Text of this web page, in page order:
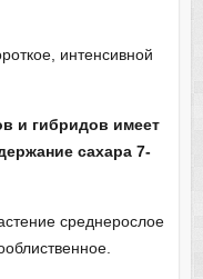
интенсивной
и гибридов имеет
сахара 7-
среднерослое